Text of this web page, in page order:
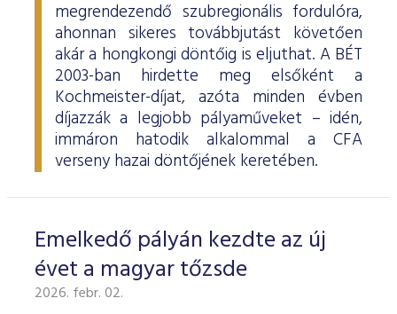
megrendezendő szubregionális fordulóra,
ahonnan sikeres továbbjutást követően
akár a hongkongi döntőig is eljuthat. A BÉT
2003-ban hirdette meg elsőként a
Kochmeister-díjat, azóta minden évben
díjazzák a legjobb pályaműveket – idén,
immáron hatodik alkalommal a CFA
verseny hazai döntőjének keretében.
Emelkedő pályán kezdte az új
évet a magyar tőzsde
2026. febr. 02.